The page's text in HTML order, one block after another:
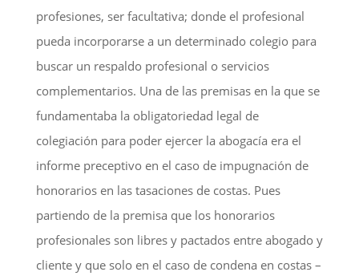
profesiones, ser facultativa; donde el profesional
pueda incorporarse a un determinado colegio para
buscar un respaldo profesional o servicios
complementarios. Una de las premisas en la que se
fundamentaba la obligatoriedad legal de
colegiación para poder ejercer la abogacía era el
informe preceptivo en el caso de impugnación de
honorarios en las tasaciones de costas. Pues
partiendo de la premisa que los honorarios
profesionales son libres y pactados entre abogado y
cliente y que solo en el caso de condena en costas –